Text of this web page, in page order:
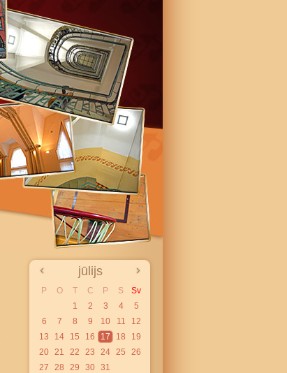
jūlijs
P O T C P S
Sv
1
2 3 4
5
6
7 8 9 10 11
12
13
14 15 16 17 18
19
20 21 22 23 24 25
26
27
28 29 30 31